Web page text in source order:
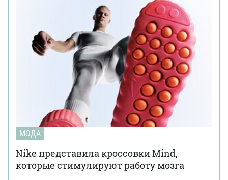
МОДА
Nike представила кроссовки Mind,
которые стимулируют работу мозга